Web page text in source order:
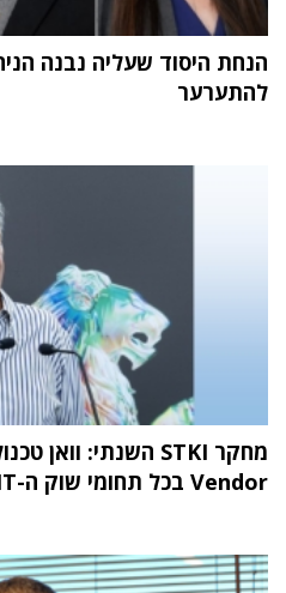
הנחת היסוד שעליה נבנה
להתערער
Vendor בכל תחומי שוק ה-IT